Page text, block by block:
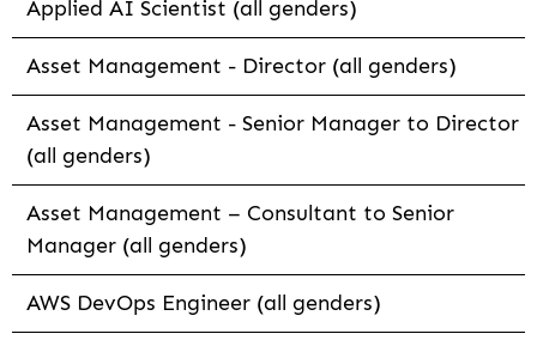
Applied AI Scientist (all genders)
Asset Management - Director (all genders)
Asset Management - Senior Manager to Director
(all genders)
Asset Management – Consultant to Senior
Manager (all genders)
AWS DevOps Engineer (all genders)